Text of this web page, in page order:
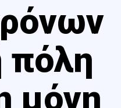
πόλη
μόνη